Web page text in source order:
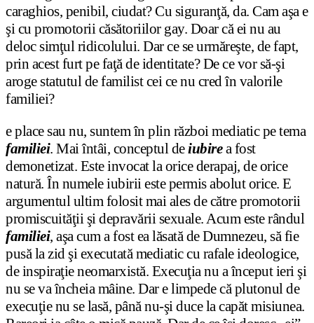
caraghios, penibil, ciudat? Cu siguranţă, da. Cam aşa e
şi cu promotorii căsătoriilor gay. Doar că ei nu au
deloc simţul ridicolului. Dar ce se urmăreşte, de fapt,
prin acest furt pe faţă de identitate? De ce vor să-şi
aroge statutul de familist cei ce nu cred în valorile
familiei?
e place sau nu, suntem în plin război mediatic pe tema
familiei. Mai întâi, conceptul deiubirea fost
demonetizat. Este invocat la orice derapaj, de orice
natură. În numele iubirii este permis abolut orice. E
argumentul ultim folosit mai ales de către promotorii
promiscuităţii şi depravării sexuale. Acum este rândul
familiei, aşa cum a fost ea lăsată de Dumnezeu, să fie
pusă la zid şi executată mediatic cu rafale ideologice,
de inspiraţie neomarxistă. Execuţia nu a început ieri şi
nu se va încheia mâine. Dar e limpede că plutonul de
execuţie nu se lasă, până nu-şi duce la capăt misiunea.